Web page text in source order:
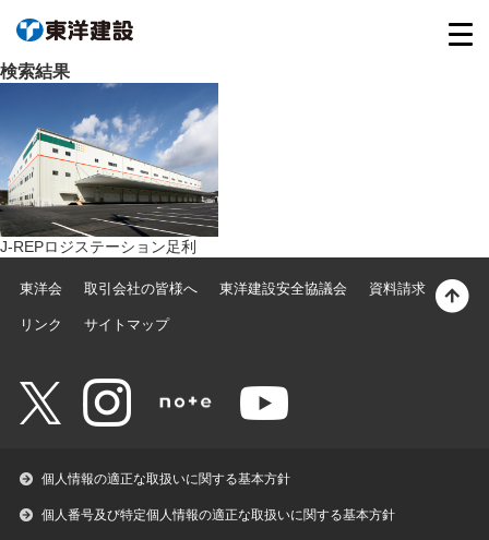
検索結果
J-REPロジステーション足利
東洋会 取引会社の皆様へ 東洋建設安全協議会 資料請求
リンク サイトマップ
個人情報の適正な取扱いに関する基本方針
個人番号及び特定個人情報の適正な取扱いに関する基本方針